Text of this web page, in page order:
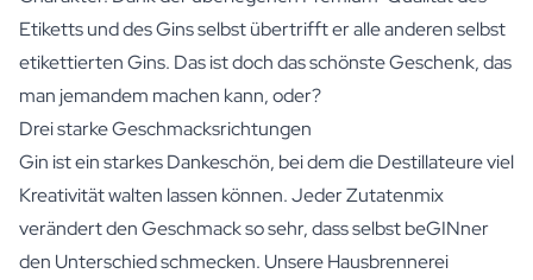
Etiketts und des Gins selbst übertrifft er alle anderen selbst
etikettierten Gins. Das ist doch das schönste Geschenk, das
man jemandem machen kann, oder?
Drei starke Geschmacksrichtungen
Gin ist ein starkes Dankeschön, bei dem die Destillateure viel
Kreativität walten lassen können. Jeder Zutatenmix
verändert den Geschmack so sehr, dass selbst beGINner
den Unterschied schmecken. Unsere Hausbrennerei